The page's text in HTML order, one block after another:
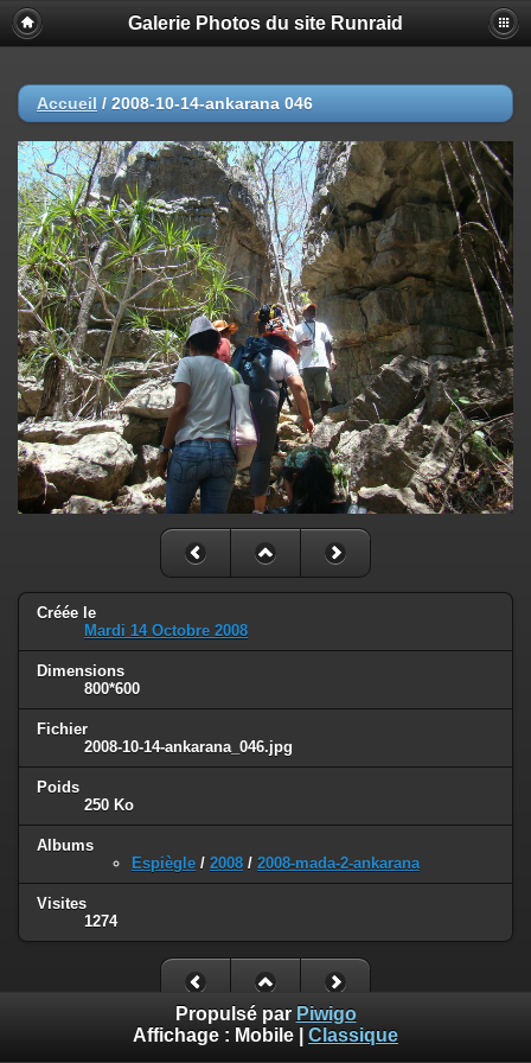
Galerie Photos du site Runraid
Accueil / 2008-10-14-ankarana 046
Créée le
Mardi 14 Octobre 2008
Dimensions
800*600
Fichier
2008-10-14-ankarana_046.jpg
Poids
250 Ko
Albums
Espiègle / 2008 / 2008-mada-2-ankarana
Visites
1274
Propulsé par Piwigo
Affichage : Mobile Classique